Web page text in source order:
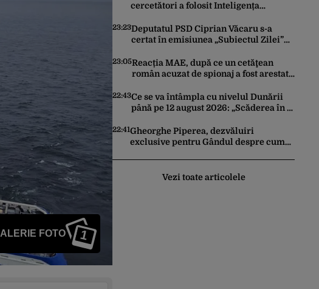
FOTO 1
cercetători a folosit Inteligența
virusuri sintetice la tratarea de E.coli
23:23Deputatul PSD Ciprian Văcaru s-a
certat în emisiunea „Subiectul Zilei”
deficitul fiind motivul scandalului
23:05Reacția MAE, după ce un cetăţean
român acuzat de spionaj a fost arestat
ucrainean ca să asasineze un
producător de drone
22:43Ce se va întâmpla cu nivelul Dunării
până pe 12 august 2026: „Scăderea în 7
22:41Gheorghe Piperea, dezvăluiri
exclusive pentru Gândul despre cum
să îl pună „la respect” pe Trump
Vezi toate articolele